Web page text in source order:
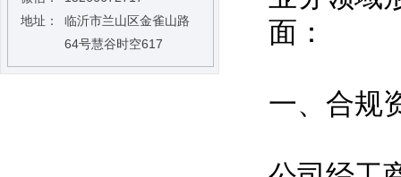
地址：
临沂市兰山区金雀山路
64号慧谷时空617
面：
一、合规